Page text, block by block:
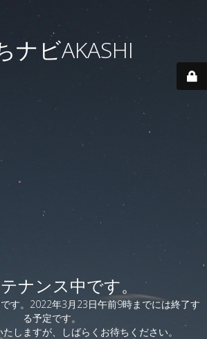
ナビAKASHI
ナンス中です。
す。2022年3月23日午前9時までには終了す
る予定です。
しますが、しばらくお待ちください。